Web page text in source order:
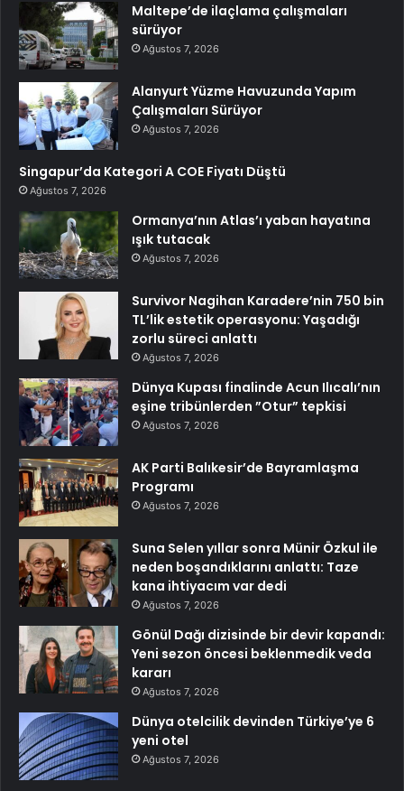
Maltepe’de ilaçlama çalışmaları
sürüyor
Ağustos 7, 2026
Alanyurt Yüzme Havuzunda Yapım
Çalışmaları Sürüyor
Ağustos 7, 2026
Singapur’da Kategori A COE Fiyatı Düştü
Ağustos 7, 2026
Ormanya’nın Atlas’ı yaban hayatına
ışık tutacak
Ağustos 7, 2026
Survivor Nagihan Karadere’nin 750 bin
TL’lik estetik operasyonu: Yaşadığı
zorlu süreci anlattı
Ağustos 7, 2026
Dünya Kupası finalinde Acun Ilıcalı’nın
eşine tribünlerden ”Otur” tepkisi
Ağustos 7, 2026
AK Parti Balıkesir’de Bayramlaşma
Programı
Ağustos 7, 2026
Suna Selen yıllar sonra Münir Özkul ile
neden boşandıklarını anlattı: Taze
kana ihtiyacım var dedi
Ağustos 7, 2026
Gönül Dağı dizisinde bir devir kapandı:
Yeni sezon öncesi beklenmedik veda
kararı
Ağustos 7, 2026
Dünya otelcilik devinden Türkiye’ye 6
yeni otel
Ağustos 7, 2026